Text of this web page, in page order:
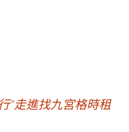
”走進找九宮格時租